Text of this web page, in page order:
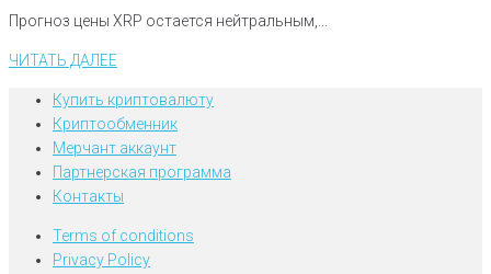
Прогноз цены XRP остается нейтральным,...
ЧИТАТЬ ДАЛЕЕ
Купить криптовалюту
Криптообменник
Мерчант аккаунт
Партнерская программа
Контакты
Terms of conditions
Privacy Policy